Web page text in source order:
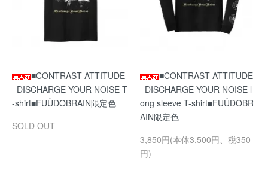
■CONTRAST ATTITUDE
_DISCHARGE YOUR NOISE T
-shirt■FUÜDOBRAIN限定色
SOLD OUT
■CONTRAST ATTITUDE
_DISCHARGE YOUR NOISE l
ong sleeve T-shirt■FUÜDOBR
AIN限定色
3,850円(本体3,500円、税350
円)